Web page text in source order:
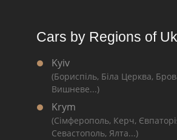
Cars by Regions of
Kyiv
(Бориспіль, Біла Церква,
Вишневе...)
Krym
(Сімферополь, Керч,
Севастополь, Ялта...)